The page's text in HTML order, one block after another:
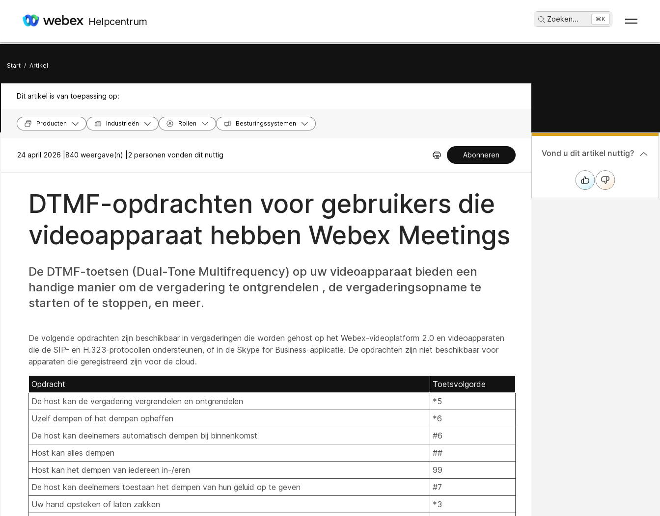
Helpcentrum Zoeken... ⌘K
Start / Artikel
Dit artikel is van toepassing op:
Producten Industrieën Rollen Besturingssystemen
24 april 2026 | 840 weergave(n) | 2 personen vonden dit nuttig Abonneren
DTMF-opdrachten voor gebruikers die
videoapparaat hebben Webex Meetings
De DTMF-toetsen (Dual-Tone Multifrequency) op uw videoapparaat bieden een
handige manier om de vergadering te ontgrendelen , de vergaderingsopname te
starten of te stoppen, en meer.
De volgende opdrachten zijn beschikbaar in vergaderingen die worden gehost op het Webex-videoplatform 2.0 en videoapparaten
die de SIP- en H.323-protocollen ondersteunen, of in de Skype for Business-applicatie. De opdrachten zijn niet beschikbaar voor
apparaten die geregistreerd zijn voor de cloud.
Opdracht
Toetsvolgorde
De host kan de vergadering vergrendelen en ontgrendelen
*5
Uzelf dempen of het dempen opheffen
*6
De host kan deelnemers automatisch dempen bij binnenkomst
#6
Host kan alles dempen
##
Host kan het dempen van iedereen in-/eren
99
De host kan deelnemers toestaan het dempen van hun geluid op te geven
#7
Uw hand opsteken of laten zakken
*3
Vond u dit artikel nuttig?